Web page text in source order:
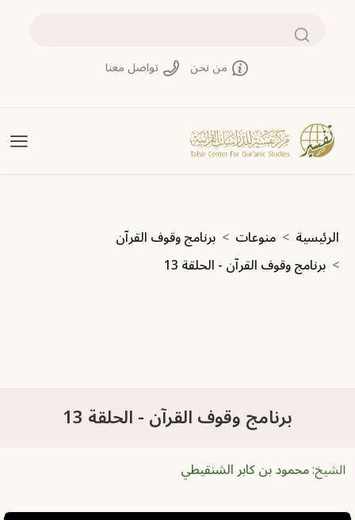
من نحن تواصل معنا
مسار التنقل
الرئيسية منوعات
برنامج وقوف القرآن
برنامج وقوف القرآن - الحلقة 13
برنامج وقوف القرآن - الحلقة 13
الشيخ:محمود بن كابر الشنقيطي